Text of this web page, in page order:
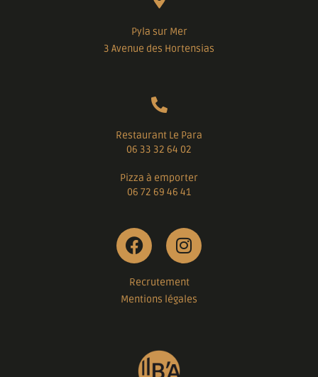
Pyla sur Mer
3 Avenue des Hortensias
Restaurant Le Para
06 33 32 64 02
Pizza à emporter
06 72 69 46 41
Recrutement
Mentions légales